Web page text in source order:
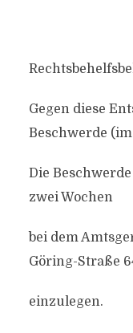
Gegen diese
Beschwerde
Die
zwei Wochen
bei dem
Göring-Straße
einzulegen.